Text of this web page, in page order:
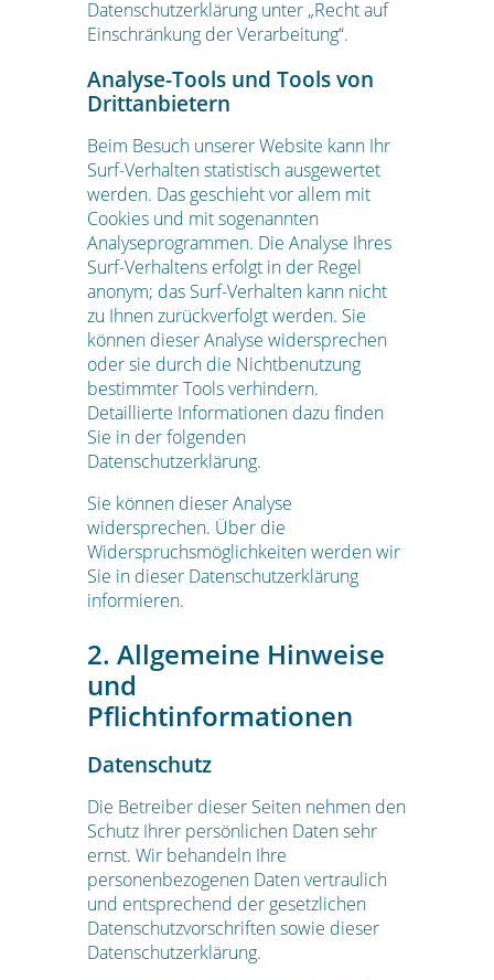
Datenschutzerklärung unter „Recht auf
Einschränkung der Verarbeitung“.
Analyse-Tools und Tools von
Drittanbietern
Beim Besuch unserer Website kann Ihr
Surf-Verhalten statistisch ausgewertet
werden. Das geschieht vor allem mit
Cookies und mit sogenannten
Analyseprogrammen. Die Analyse Ihres
Surf-Verhaltens erfolgt in der Regel
anonym; das Surf-Verhalten kann nicht
zu Ihnen zurückverfolgt werden. Sie
können dieser Analyse widersprechen
oder sie durch die Nichtbenutzung
bestimmter Tools verhindern.
Detaillierte Informationen dazu finden
Sie in der folgenden
Datenschutzerklärung.
Sie können dieser Analyse
widersprechen. Über die
Widerspruchsmöglichkeiten werden wir
Sie in dieser Datenschutzerklärung
informieren.
2. Allgemeine Hinweise
und
Pflichtinformationen
Datenschutz
Die Betreiber dieser Seiten nehmen den
Schutz Ihrer persönlichen Daten sehr
ernst. Wir behandeln Ihre
personenbezogenen Daten vertraulich
und entsprechend der gesetzlichen
Datenschutzvorschriften sowie dieser
Datenschutzerklärung.